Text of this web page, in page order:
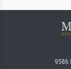
9586